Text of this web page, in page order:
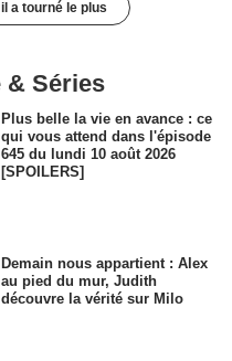
a tourné le plus
& Séries
Plus belle la vie en avance : ce
qui vous attend dans l'épisode
645 du lundi 10 août 2026
[SPOILERS]
Demain nous appartient : Alex
au pied du mur, Judith
découvre la vérité sur Milo